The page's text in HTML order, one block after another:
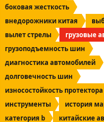
боковая жесткость
внедорожники китая
вылет стрелы
грузовые
грузоподъемность шин
диагностика автомобилей
долговечность шин
износостойкость протектора
инструменты
история
категория b
китайские